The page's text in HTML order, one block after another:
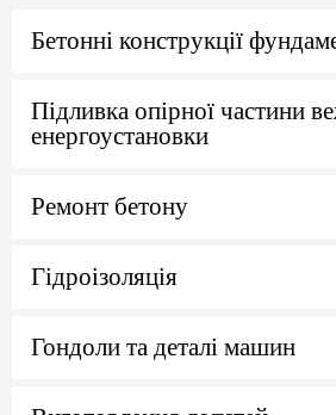
Бетонні конструкції
Підливка опірної частини
енергоустановки
Ремонт бетону
Гідроізоляція
Гондоли та деталі машин